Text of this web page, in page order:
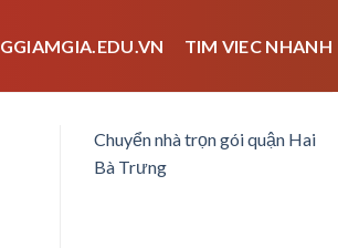
TIM VIEC NHANH
Chuyển nhà trọn gói quận Hai
Bà Trưng